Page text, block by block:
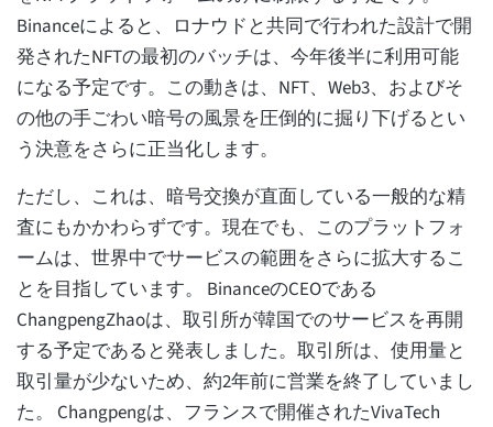
Binanceによると、ロナウドと共同で行われた設計で開
発されたNFTの最初のバッチは、今年後半に利用可能
になる予定です。この動きは、NFT、Web3、およびそ
の他の手ごわい暗号の風景を圧倒的に掘り下げるとい
う決意をさらに正当化します。
ただし、これは、暗号交換が直面している一般的な精
査にもかかわらずです。現在でも、このプラットフォ
ームは、世界中でサービスの範囲をさらに拡大するこ
とを目指しています。 BinanceのCEOである
ChangpengZhaoは、取引所が韓国でのサービスを再開
する予定であると発表しました。取引所は、使用量と
取引量が少ないため、約2年前に営業を終了していまし
た。 Changpengは、フランスで開催されたVivaTech